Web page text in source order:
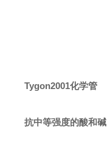
Tygon2001化学管
抗中等强度的酸和碱